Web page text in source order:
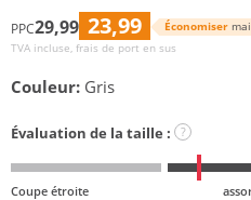
PPC29,99 23,99 Économiser
TVA incluse, frais de port en sus
Couleur: Gris
Évaluation de la taille : ?
Coupe étroite